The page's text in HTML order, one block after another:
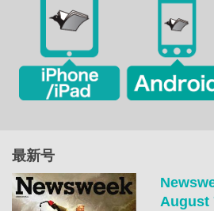
最新号
August